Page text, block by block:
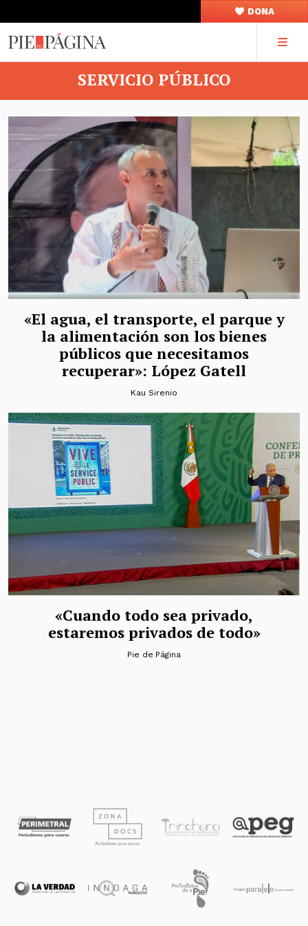
DONA
SERVICIO PÚBLICO
«El agua, el transporte, el parque y
la alimentación son los bienes
públicos que necesitamos
recuperar»: López Gatell
Kau Sirenio
«Cuando todo sea privado,
estaremos privados de todo»
Pie de Página